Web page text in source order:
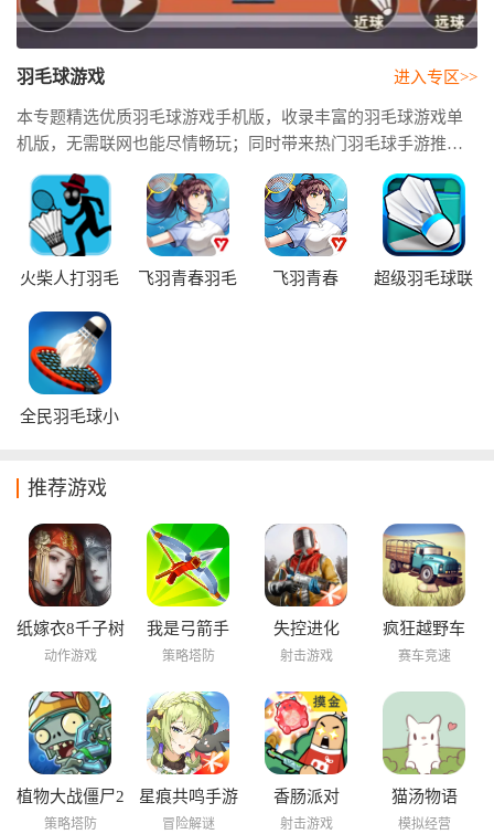
羽毛球游戏
本专题精选优质羽毛球游戏手机版，收录丰富的羽毛球游戏单
机版，无需联网也能尽情畅玩；同时带来热门羽毛球手游推
荐，帮助你快速找到画质精美、操作流畅、竞技性十足的精品
羽毛球游戏，享受真实刺激的赛场对决。
进入专区>>
火柴人打羽毛
飞羽青春羽毛
飞羽青春
超级羽毛球联
全民羽毛球小
推荐游戏
纸嫁衣8千子树
动作游戏
我是弓箭手
策略塔防
失控进化
射击游戏
疯狂越野车
赛车竞速
植物大战僵尸2
海底世界
策略塔防
星痕共鸣手游
冒险解谜
香肠派对
射击游戏
猫汤物语
模拟经营